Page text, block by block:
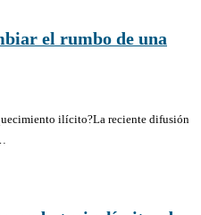
el rumbo de una
ilícito?La reciente difusión